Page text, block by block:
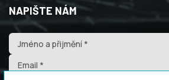
NAPIŠTE NÁM